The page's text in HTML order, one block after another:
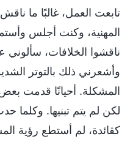
تابعت العمل، غالبًا ما
المهنية، وكنت أجلس
ناقشوا الخلافات، سألوني
وأشعرني ذلك بالتوتر
المشكلة. أحيانًا قدمت بعض
لكن لم يتم تبنيها. وكلما
كقائدة، لم أستطع رؤية